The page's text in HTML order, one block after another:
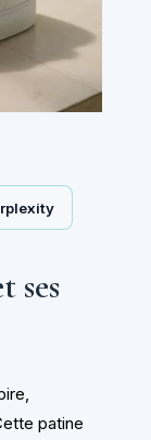
ses
patine